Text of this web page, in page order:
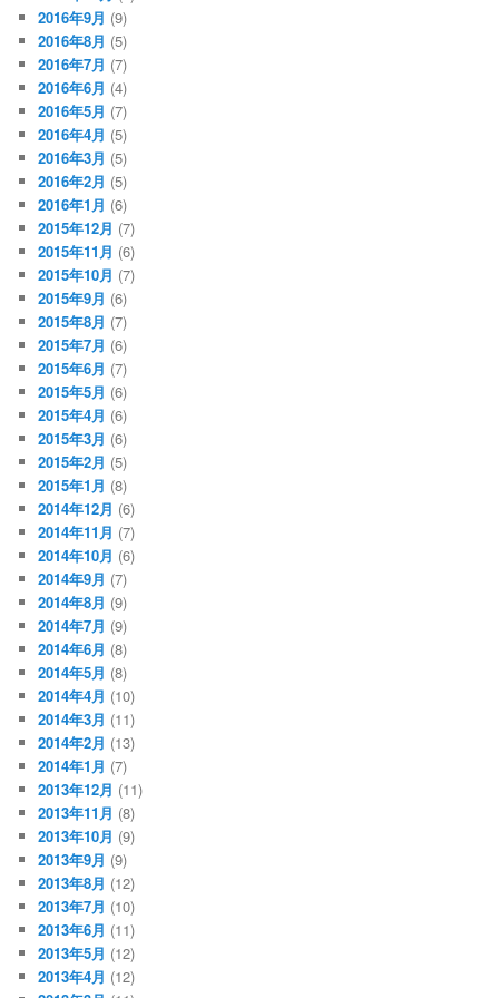
2016年9月 (9)
2016年8月 (5)
2016年7月 (7)
2016年6月 (4)
2016年5月 (7)
2016年4月 (5)
2016年3月 (5)
2016年2月 (5)
2016年1月 (6)
2015年12月 (7)
2015年11月 (6)
2015年10月 (7)
2015年9月 (6)
2015年8月 (7)
2015年7月 (6)
2015年6月 (7)
2015年5月 (6)
2015年4月 (6)
2015年3月 (6)
2015年2月 (5)
2015年1月 (8)
2014年12月 (6)
2014年11月 (7)
2014年10月 (6)
2014年9月 (7)
2014年8月 (9)
2014年7月 (9)
2014年6月 (8)
2014年5月 (8)
2014年4月 (10)
2014年3月 (11)
2014年2月 (13)
2014年1月 (7)
2013年12月 (11)
2013年11月 (8)
2013年10月 (9)
2013年9月 (9)
2013年8月 (12)
2013年7月 (10)
2013年6月 (11)
2013年5月 (12)
2013年4月 (12)